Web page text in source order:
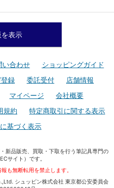
を表示
い合わせ
ショッピングガイド
登録 委託受付
店舗情報
マイページ
会社概要
規約
特定商取引に関する表示
基づく表示
新品販売、買取・下取を行う筆記具専門の
サイト）です。
も無断転用を禁止します。
シュッピン株式会社 東京都公安委員会